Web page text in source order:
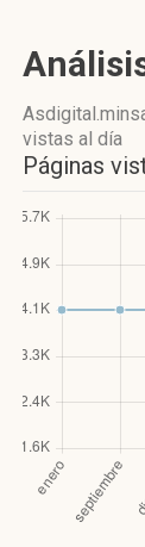
vistas al día
Páginas